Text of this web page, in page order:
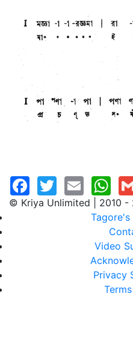
© Kriya Unlimited | 2010 -
Video
Privacy